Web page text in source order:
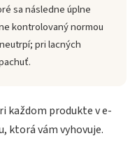
sa následne úplne
kontrolovaný normou
pri lacných
každom produkte v e-
ktorá vám vyhovuje.